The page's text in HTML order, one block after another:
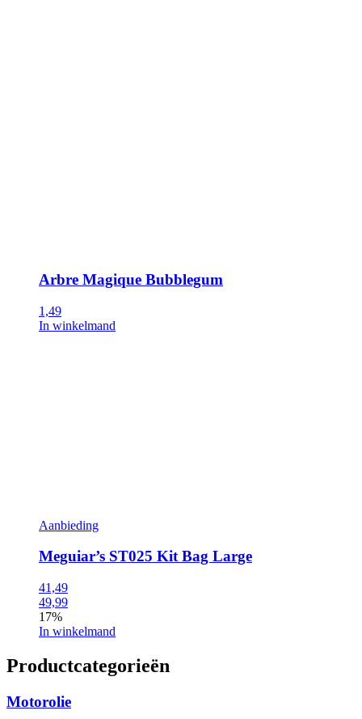
Arbre Magique Bubblegum
1,49
In winkelmand
Aanbieding
Meguiar’s ST025 Kit Bag Large
41,49
49,99
17%
In winkelmand
Productcategorieën
Motorolie